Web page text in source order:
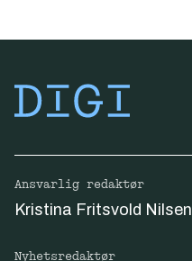
Ansvarlig redaktør
Kristina Fritsvold Nilsen
Nyhetsredaktør